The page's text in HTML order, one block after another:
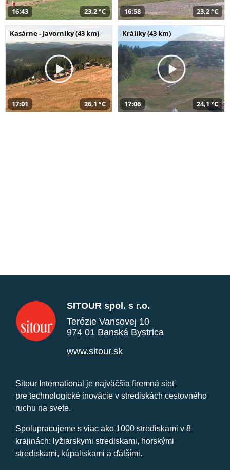
16:43 23,2 °C 16:58 23,2 °C
Kasárne - Javorníky (43 km)
17:01 26,1 °C
Králiky (43 km)
17:06 24,1 °C
SITOUR spol. s r.o.
Terézie Vansovej 10
974 01 Banská Bystrica
www.sitour.sk
Sitour International je najväčšia firemná sieť
pre technologické inovácie v strediskách cestovného
ruchu na svete.
Spolupracujeme s viac ako 1000 strediskami v 8
krajinách: lyžiarskymi strediskami, horskými
strediskami, kúpaliskami a ďalšími.